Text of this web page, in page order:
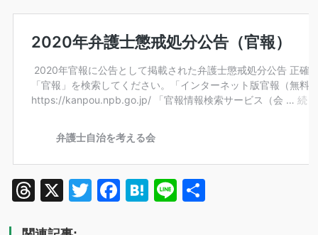
Threads
X TwitterFacebook
Hatena
Line